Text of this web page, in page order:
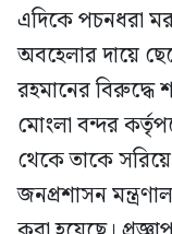
এদিকে পচনধরা
অবহেলার দায়ে
রহমানের বিরুদ্ধে
মোংলা বন্দর
থেকে তাকে
জনপ্রশাসন